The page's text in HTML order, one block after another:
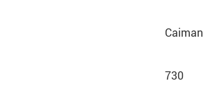
Caiman
730